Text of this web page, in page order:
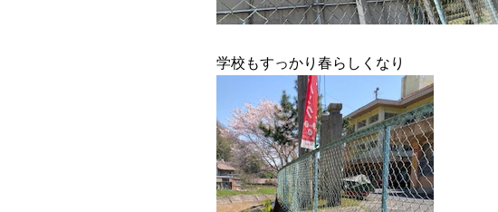
学校もすっかり春らしくなり